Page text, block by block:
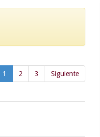
1 2 3 Siguiente